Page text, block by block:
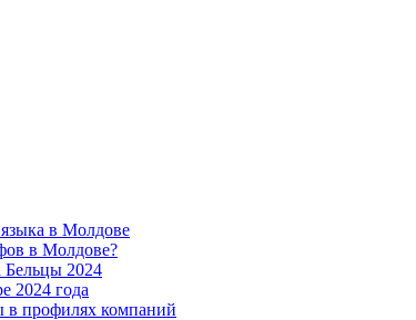
в Молдове
в Молдове?
Бельцы 2024
2024 года
в профилях компаний